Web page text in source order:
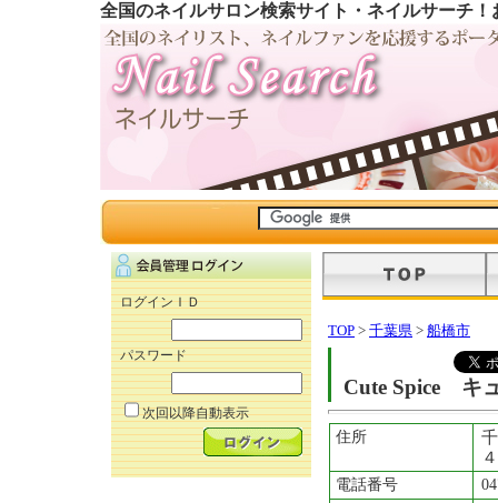
全国のネイルサロン検索サイト・ネイルサーチ
ログインＩＤ
パスワード
次回以降自動表示
TOP > 千葉県 > 船橋市
Cute Spice キ
住所
電話番号